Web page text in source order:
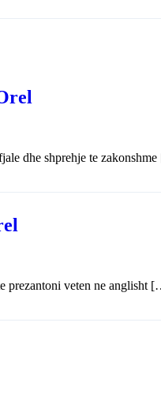
dhe shprehje te
prezantoni veten ne anglisht